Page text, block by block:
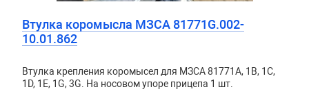
Втулка коромысла МЗСА 81771G.002-
10.01.862
Втулка крепления коромысел для МЗСА 81771А, 1В, 1С,
1D, 1Е, 1G, 3G. На носовом упоре прицепа 1 шт.